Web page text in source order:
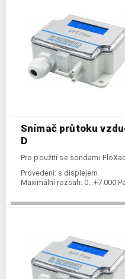
Snímač průtoku
D
Pro použití se sondami
Provedení: s displejem
Maximální rozsah: 0...+7 000 Pa